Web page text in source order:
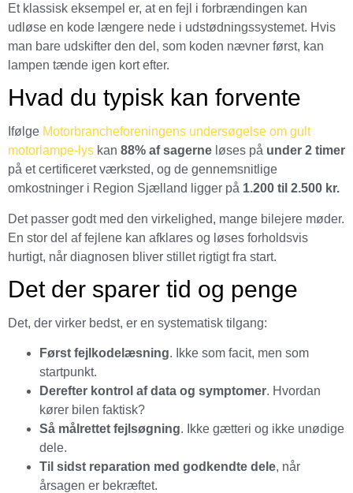
Et klassisk eksempel er, at en fejl i forbrændingen kan
udløse en kode længere nede i udstødningssystemet. Hvis
man bare udskifter den del, som koden nævner først, kan
lampen tænde igen kort efter.
Hvad du typisk kan forvente
Ifølge Motorbrancheforeningens undersøgelse om gult
motorlampe-lys kan 88% af sagerne løses på under 2 timer
på et certificeret værksted, og de gennemsnitlige
omkostninger i Region Sjælland ligger på 1.200 til 2.500 kr.
Det passer godt med den virkelighed, mange bilejere møder.
En stor del af fejlene kan afklares og løses forholdsvis
hurtigt, når diagnosen bliver stillet rigtigt fra start.
Det der sparer tid og penge
Det, der virker bedst, er en systematisk tilgang:
Først fejlkodelæsning. Ikke som facit, men som
startpunkt.
Derefter kontrol af data og symptomer. Hvordan
kører bilen faktisk?
Så målrettet fejlsøgning. Ikke gætteri og ikke unødige
dele.
Til sidst reparation med godkendte dele, når
årsagen er bekræftet.